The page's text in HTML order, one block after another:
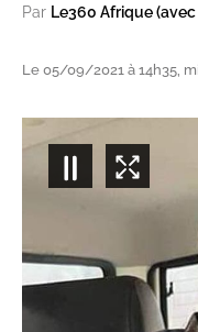
Par Le360 Afrique
Le 05/09/2021 à 14h35,